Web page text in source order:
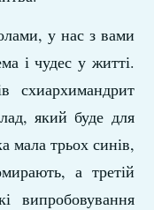
у нас з вами
і чудес у житті.
схиархимандрит
який буде для
мала трьох синів,
а третій
випробовування